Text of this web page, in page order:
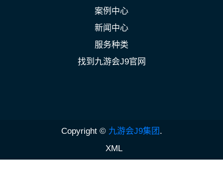
案例中心
新闻中心
服务种类
找到九游会J9官网
Copyright © 九游会J9集团 .
XML